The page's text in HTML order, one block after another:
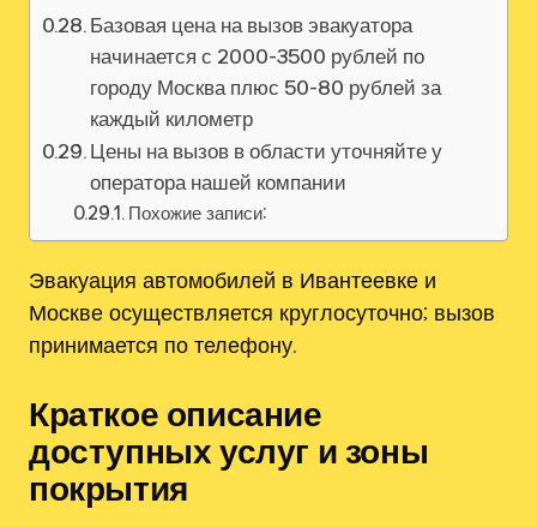
Базовая цена на вызов эвакуатора
начинается с 2000-3500 рублей по
городу Москва плюс 50-80 рублей за
каждый километр
Цены на вызов в области уточняйте у
оператора нашей компании
Похожие записи:
Эвакуация автомобилей в Ивантеевке и
Москве осуществляется круглосуточно; вызов
принимается по телефону.
Краткое описание
доступных услуг и зоны
покрытия